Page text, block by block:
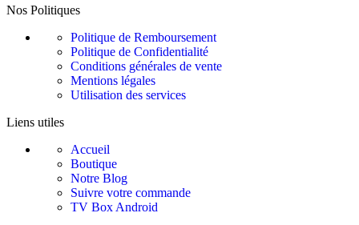
Nos Politiques
Politique de Remboursement
Politique de Confidentialité
Conditions générales de vente
Mentions légales
Utilisation des services
Liens utiles
Accueil
Boutique
Notre Blog
Suivre votre commande
TV Box Android